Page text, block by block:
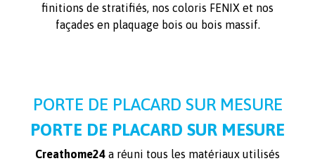
finitions de stratifiés, nos coloris FENIX et nos
façades en plaquage bois ou bois massif.
PORTE DE PLACARD SUR MESURE
PORTE DE PLACARD SUR MESURE
Creathome24 a réuni tous les matériaux utilisés